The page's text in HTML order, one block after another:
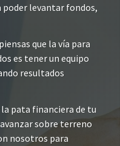
poder levantar fondos,
que la vía para
es tener un equipo
resultados
la pata financiera de tu
sobre terreno
nosotros para